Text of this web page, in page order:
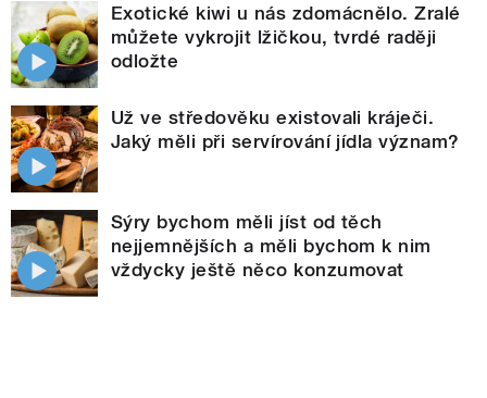
Exotické kiwi u nás zdomácnělo. Zralé
můžete vykrojit lžičkou, tvrdé raději
odložte
Už ve středověku existovali kráječi.
Jaký měli při servírování jídla význam?
Sýry bychom měli jíst od těch
nejjemnějších a měli bychom k nim
vždycky ještě něco konzumovat